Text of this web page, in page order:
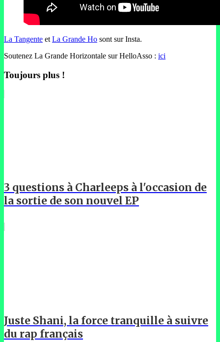
La Tangente et La Grande Ho sont sur Insta.
Soutenez La Grande Horizontale sur HelloAsso : ici
Toujours plus !
3 questions à Charleeps à l'occasion de
la sortie de son nouvel EP
Juste Shani, la force tranquille à suivre
du rap français